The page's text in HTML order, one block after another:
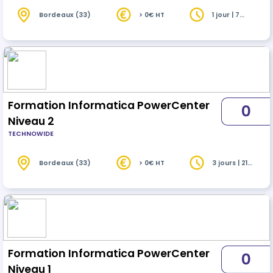
Bordeaux (33) > 0€ HT
1 jour | 7
Formation Informatica PowerCenter
Niveau 2
TECHNOWIDE
0
Bordeaux (33) > 0€ HT
3 jours | 21
Formation Informatica PowerCenter
Niveau 1
0